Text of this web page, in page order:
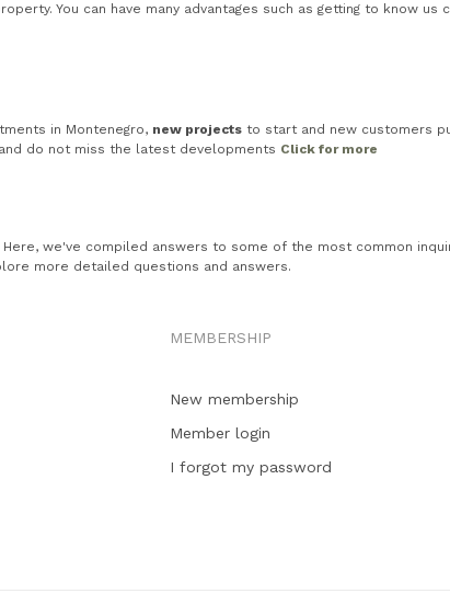
You can have many advantages such as getting to know
in Montenegro, new projects to start and new customers
do not miss the latest developments Click for more
Here, we've compiled answers to some of the most common
more detailed questions and answers.
MEMBERSHIP
New membership
Member login
I forgot my password